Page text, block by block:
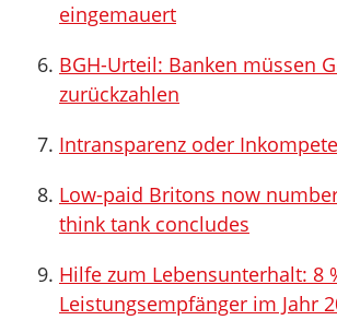
eingemauert
BGH-Urteil: Banken müssen
zurückzahlen
Intransparenz oder
Low-paid Britons now
think tank concludes
Hilfe zum Lebensunterhalt: 8
Leistungsempfänger im Jahr